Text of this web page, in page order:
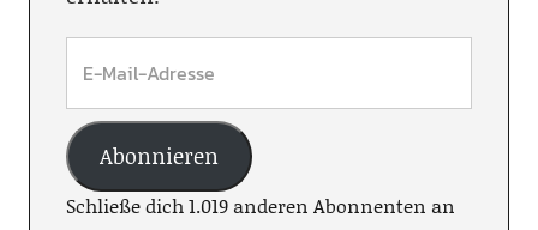
Abonnieren
Schließe dich 1.019 anderen Abonnenten an